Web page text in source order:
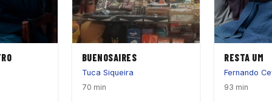
BUENOSAIRES
Tuca Siqueira
70 min
RESTA UM
Fernando
93 min